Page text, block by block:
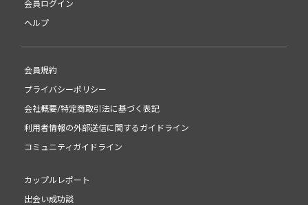
会員ログイン
ヘルプ
会員規約
プライバシーポリシー
会社概要/特定商取引法に基づく表記
利用者情報の外部送信に関するガイドライン
コミュニティガイドライン
カップルレポート
出会い成功談